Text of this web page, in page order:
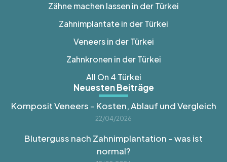
Zähne machen lassen in der Türkei
Zahnimplantate in der Türkei
Veneers in der Türkei
Zahnkronen in der Türkei
All On 4 Türkei
Neuesten Beiträge
Komposit Veneers – Kosten, Ablauf und Vergleich
22/04/2026
Bluterguss nach Zahnimplantation – was ist
normal?